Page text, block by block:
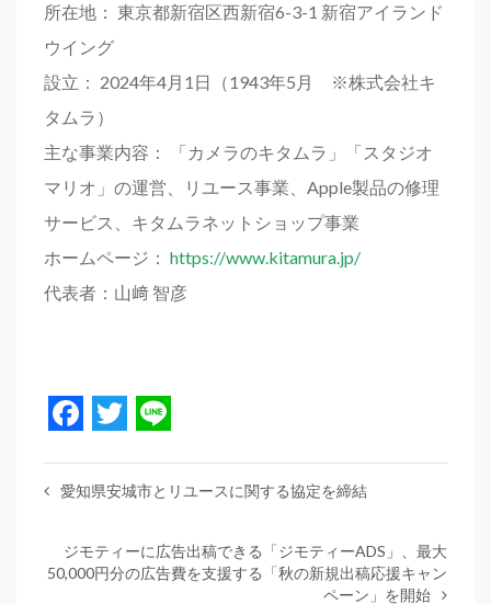
所在地： 東京都新宿区西新宿6-3-1 新宿アイランド
ウイング
設立： 2024年4月1日（1943年5月 ※株式会社キ
タムラ）
主な事業内容： 「カメラのキタムラ」「スタジオ
マリオ」の運営、リユース事業、Apple製品の修理
サービス、キタムラネットショップ事業
ホームページ： https://www.kitamura.jp/
代表者：山﨑 智彦
Facebook
Twitter
愛知県安城市とリユースに関する協定を締結
ジモティーに広告出稿できる「ジモティーADS」、最大
50,000円分の広告費を支援する「秋の新規出稿応援キャン
ペーン」を開始